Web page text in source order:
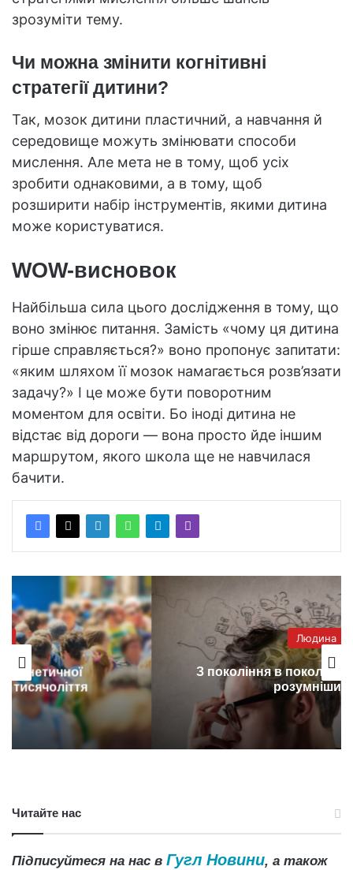
зрозуміти тему.
Чи можна змінити когнітивні
стратегії дитини?
Так, мозок дитини пластичний, а навчання й
середовище можуть змінювати способи
мислення. Але мета не в тому, щоб усіх
зробити однаковими, а в тому, щоб
розширити набір інструментів, якими дитина
може користуватися.
WOW-висновок
Найбільша сила цього дослідження в тому, що
воно змінює питання. Замість «чому ця дитина
гірше справляється?» воно пропонує запитати:
«яким шляхом її мозок намагається розв’язати
задачу?» І це може бути поворотним
моментом для освіти. Бо іноді дитина не
відстає від дороги — вона просто йде іншим
маршрутом, якого школа ще не навчилася
бачити.
З покоління в покоління люди стають
розумнішими
Читайте нас
Підписуйтеся на нас в Гугл Новини, а також